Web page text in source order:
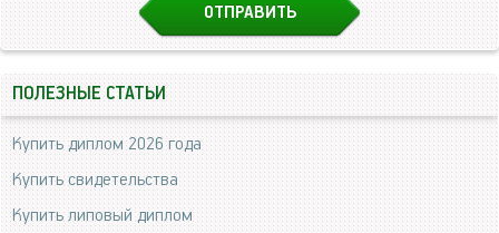
ПОЛЕЗНЫЕ СТАТЬИ
Купить диплом 2026 года
Купить свидетельства
Купить липовый диплом